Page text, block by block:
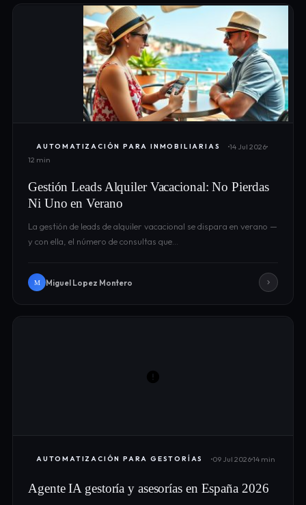
AUTOMATIZACIÓN PARA INMOBILIARIAS
14 Jul 2026
12 min
Gestión Leads Alquiler Vacacional: No Pierdas
Ni Uno en Verano
La gestión de leads de alquiler vacacional se dispara en verano —
y con ella, el número de consultas que…
M Miguel Lopez Montero
AUTOMATIZACIÓN PARA GESTORÍAS 09 Jul 202614 min
Agente IA gestoría y asesorías en España 2026